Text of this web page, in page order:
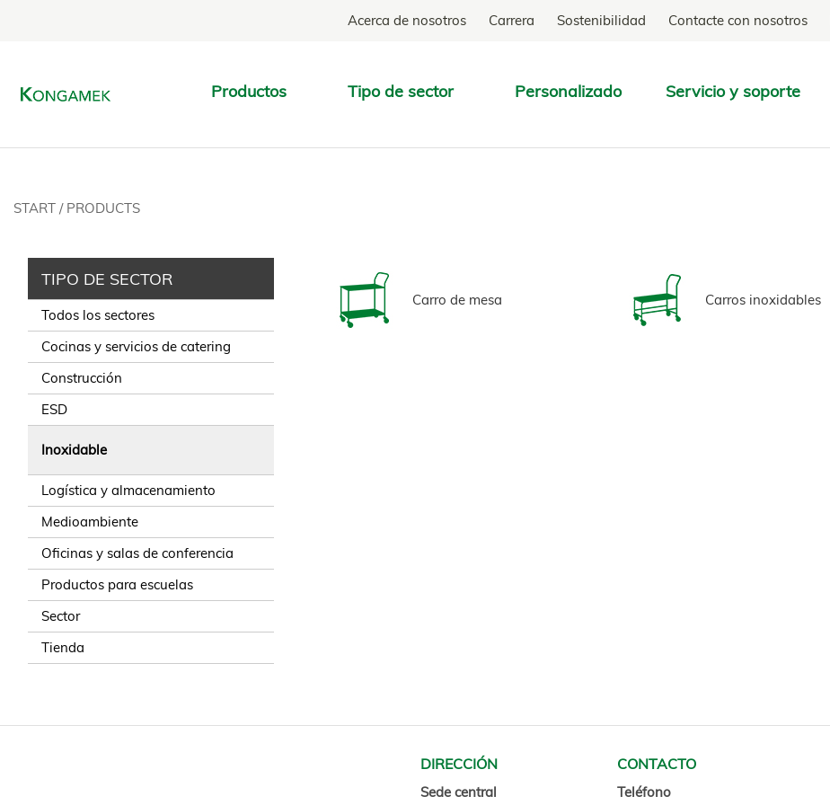
Acerca de nosotros Carrera Sostenibilidad Contacte con nosotros
Productos Tipo de sector Personalizado Servicio y soporte
ENCONTRAR
START / PRODUCTS
TIPO DE SECTOR
Todos los sectores
Cocinas y servicios de catering
Construcción
ESD
Inoxidable
Logística y almacenamiento
Medioambiente
Oficinas y salas de conferencia
Productos para escuelas
Sector
Tienda
Carro de mesa Carros inoxidables
DIRECCIÓN
Sede central
CONTACTO
Teléfono